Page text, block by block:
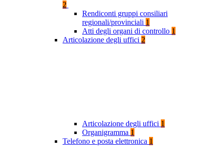
2
Rendiconti gruppi consiliari
regionali/provinciali 1
Atti degli organi di controllo 1
Articolazione degli uffici 2
Articolazione degli uffici 1
Organigramma 1
Telefono e posta elettronica 1